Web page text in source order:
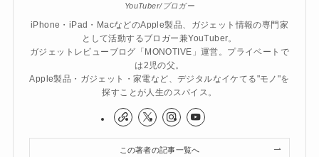
YouTuber/ブロガー
iPhone・iPad・MacなどのApple製品、ガジェット情報の専門家
として活動するブロガー兼YouTuber。
ガジェットレビューブログ「MONOTIVE」運営。プライベートで
は2児の父。
Apple製品・ガジェット・家電など、デジタルなイケてる"モノ"を
探すことが人生のスパイス。
この著者の記事一覧へ